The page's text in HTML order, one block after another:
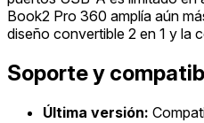
Book2 Pro 360 amplía aún
diseño convertible 2 en 1 y la
Soporte y
Última versión: